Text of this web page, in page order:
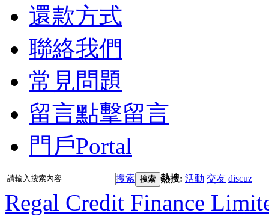
還款方式
聯絡我們
常見問題
留言點擊留言
門戶Portal
搜索 搜索 熱搜: 活動 交友 discuz
Regal Credit Finance